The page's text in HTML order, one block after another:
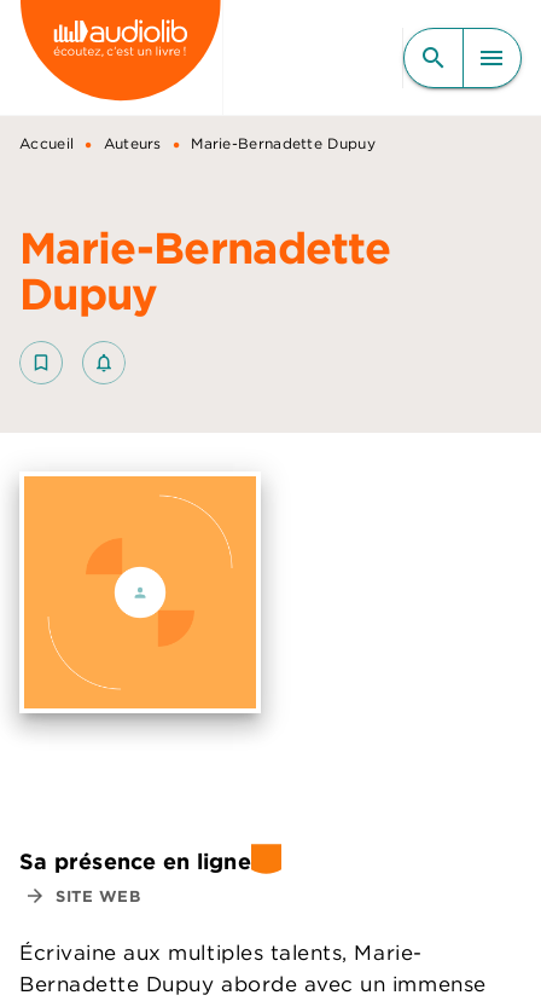
MENU RECHERCHE
CONTENU
PIED DE PAGE
search menu
Accueil • Auteurs • Marie-Bernadette Dupuy
Marie-Bernadette
Dupuy
bookmark_border notifications_none_outlined
Écrivaine aux multiples talents, Marie-
Bernadette Dupuy aborde avec un immense
Sa présence en ligne
arrow_forward SITE WEB